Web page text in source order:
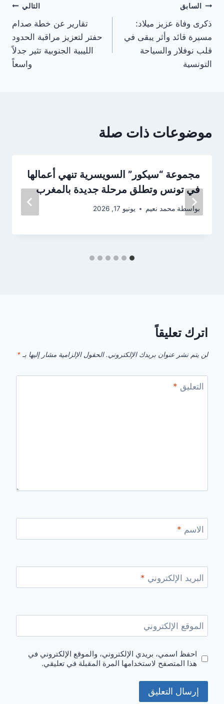
تصفّح
المقالات
السابق
ذكرى وفاة عزيز ميلاد:
مسيرة قائد وأثر يبقى في
قلب نوفلار والسياحة
التونسية
التالي
تقارير عن خطة صدام
حفتر لتعزيز مراقبة الحدود
الليبية الجنوبية تثير جدلاً
واسعاً
موضوعات ذات صلة
مجموعة “سيكور” السويسرية تنهي أعمالها
في تونس وتطلق مرحلة جديدة بالمغرب
بواسطة محمد نعيم يونيو 17, 2026
اترك تعليقاً
لن يتم نشر عنوان بريدك الإلكتروني. الحقول الإلزامية مشار إليها بـ *
التعليق *
الاسم *
البريد الإلكتروني *
الموقع الإلكتروني
احفظ اسمي، بريدي الإلكتروني، والموقع الإلكتروني في
هذا المتصفح لاستخدامها المرة المقبلة في تعليقي.